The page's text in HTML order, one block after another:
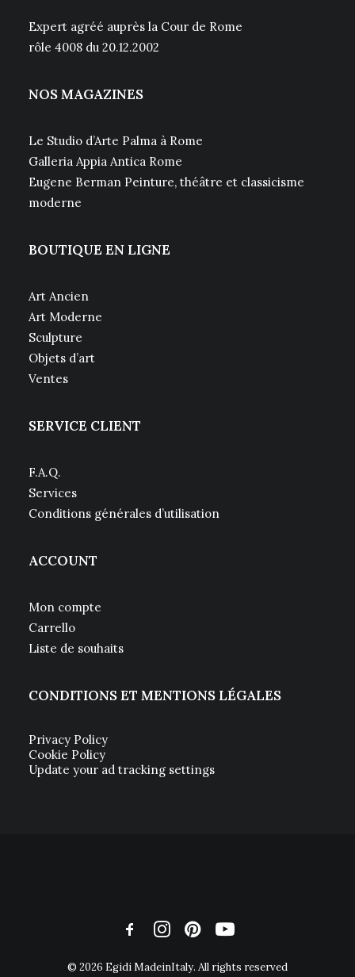
Expert agréé auprès la Cour de Rome
rôle 4008 du 20.12.2002
NOS MAGAZINES
Le Studio d’Arte Palma à Rome
Galleria Appia Antica Rome
Eugene Berman Peinture, théâtre et classicisme
moderne
BOUTIQUE EN LIGNE
Art Ancien
Art Moderne
Sculpture
Objets d’art
Ventes
SERVICE CLIENT
F.A.Q.
Services
Conditions générales d’utilisation
ACCOUNT
Mon compte
Carrello
Liste de souhaits
CONDITIONS ET MENTIONS LÉGALES
Privacy Policy
Cookie Policy
Update your ad tracking settings
© 2026 Egidi MadeinItaly. All rights reserved